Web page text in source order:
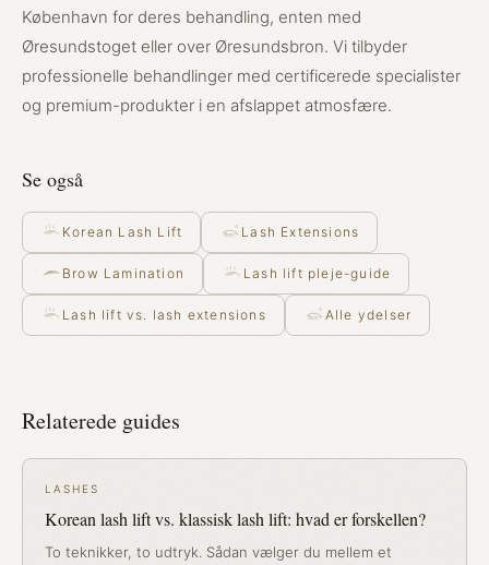
København for deres behandling, enten med
Øresundstoget eller over Øresundsbron. Vi tilbyder
professionelle behandlinger med certificerede specialister
og premium-produkter i en afslappet atmosfære.
Se også
Korean Lash Lift Lash Extensions
Brow Lamination Lash lift pleje-guide
Lash lift vs. lash extensions Alle ydelser
Relaterede guides
LASHES
Korean lash lift vs. klassisk lash lift: hvad er forskellen?
To teknikker, to udtryk. Sådan vælger du mellem et